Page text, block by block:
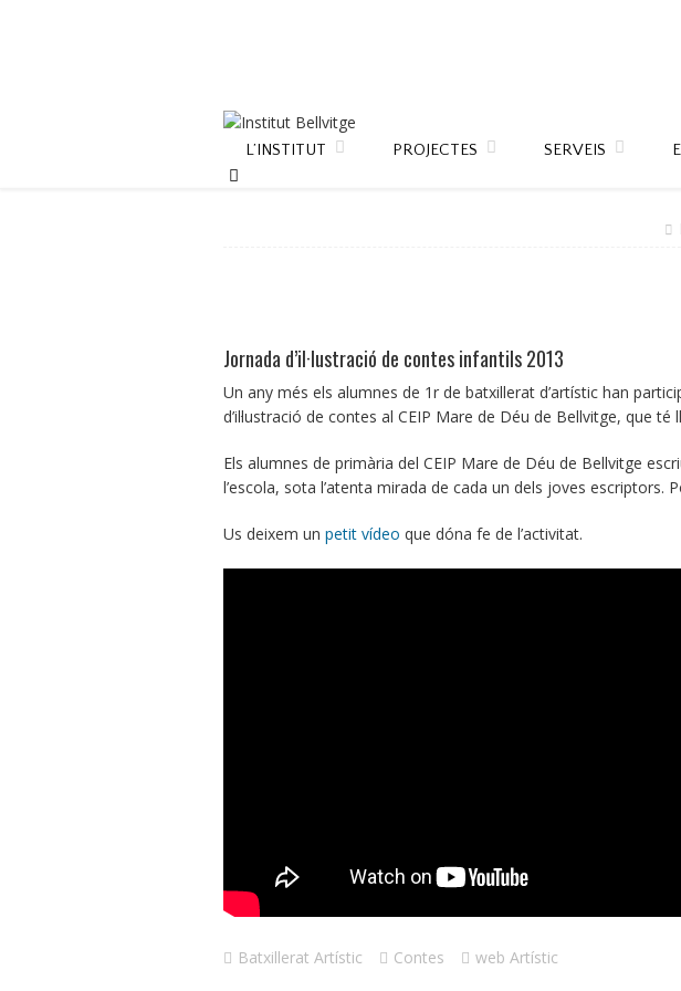
L’INSTITUT PROJECTES SERVEIS
Jornada d’il·lustració de contes infantils 2013
Un any més els alumnes de 1r de batxillerat d’artístic han
d’il·lustració de contes al CEIP Mare de Déu de Bellvitge, que té
Els alumnes de primària del CEIP Mare de Déu de Bellvitge
l’escola, sota l’atenta mirada de cada un dels joves
Us deixem un petit vídeo que dóna fe de l’activitat.
Batxillerat Artístic Contes web Artístic